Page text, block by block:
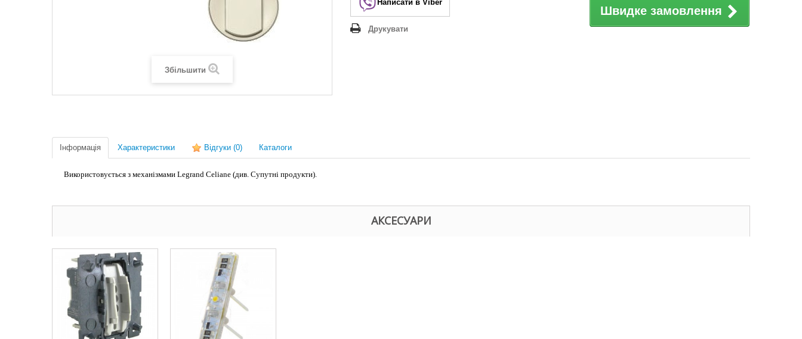
Збільшити
Написати в Viber
Друкувати
Швидке замовлення
Інформація Характеристики Відгуки (0) Каталоги
Використовується з механізмами Legrand Celiane (див. Супутні продукти).
АКСЕСУАРИ